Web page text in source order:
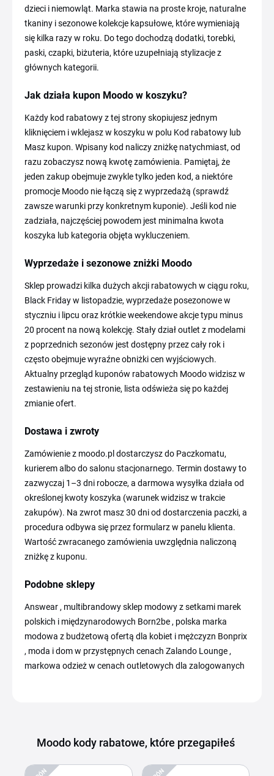
dzieci i niemowląt. Marka stawia na proste kroje, naturalne
tkaniny i sezonowe kolekcje kapsułowe, które wymieniają
się kilka razy w roku. Do tego dochodzą dodatki, torebki,
paski, czapki, biżuteria, które uzupełniają stylizacje z
głównych kategorii.
Jak działa kupon Moodo w koszyku?
Każdy kod rabatowy z tej strony skopiujesz jednym
kliknięciem i wklejasz w koszyku w polu Kod rabatowy lub
Masz kupon. Wpisany kod naliczy zniżkę natychmiast, od
razu zobaczysz nową kwotę zamówienia. Pamiętaj, że
jeden zakup obejmuje zwykle tylko jeden kod, a niektóre
promocje Moodo nie łączą się z wyprzedażą (sprawdź
zawsze warunki przy konkretnym kuponie). Jeśli kod nie
zadziała, najczęściej powodem jest minimalna kwota
koszyka lub kategoria objęta wykluczeniem.
Wyprzedaże i sezonowe zniżki Moodo
Sklep prowadzi kilka dużych akcji rabatowych w ciągu roku,
Black Friday w listopadzie, wyprzedaże posezonowe w
styczniu i lipcu oraz krótkie weekendowe akcje typu minus
20 procent na nową kolekcję. Stały dział outlet z modelami
z poprzednich sezonów jest dostępny przez cały rok i
często obejmuje wyraźne obniżki cen wyjściowych.
Aktualny przegląd kuponów rabatowych Moodo widzisz w
zestawieniu na tej stronie, lista odświeża się po każdej
zmianie ofert.
Dostawa i zwroty
Zamówienie z moodo.pl dostarczysz do Paczkomatu,
kurierem albo do salonu stacjonarnego. Termin dostawy to
zazwyczaj 1–3 dni robocze, a darmowa wysyłka działa od
określonej kwoty koszyka (warunek widzisz w trakcie
zakupów). Na zwrot masz 30 dni od dostarczenia paczki, a
procedura odbywa się przez formularz w panelu klienta.
Wartość zwracanego zamówienia uwzględnia naliczoną
zniżkę z kuponu.
Podobne sklepy
Answear , multibrandowy sklep modowy z setkami marek
polskich i międzynarodowych Born2be , polska marka
modowa z budżetową ofertą dla kobiet i mężczyzn Bonprix
, moda i dom w przystępnych cenach Zalando Lounge ,
markowa odzież w cenach outletowych dla zalogowanych
Moodo kody rabatowe, które przegapiłeś